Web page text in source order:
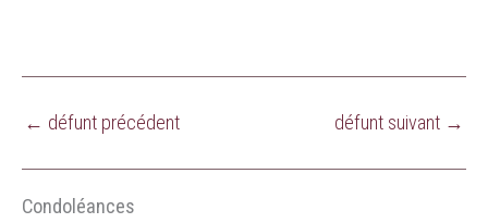
← défunt précédent défunt suivant →
Condoléances